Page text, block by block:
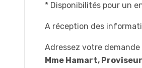
* Disponibilités pour un
A réception des
Adressez votre demande
Mme Hamart,